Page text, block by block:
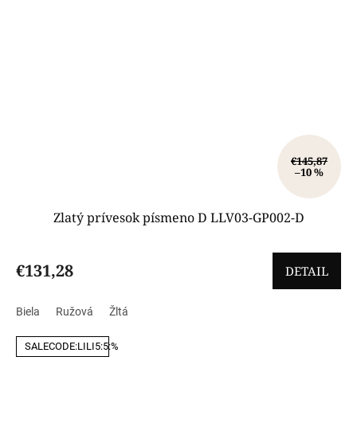
€145,87
–10 %
Zlatý prívesok písmeno D LLV03-GP002-D
€131,28 DETAIL
Biela Ružová Žltá
SALECODE:LILI5:5:%